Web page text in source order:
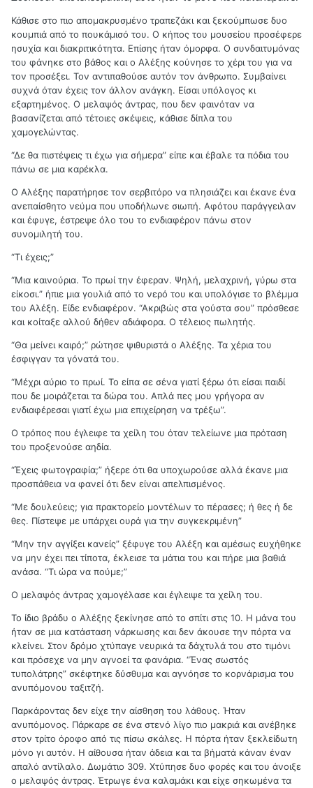
Κάθισε στο πιο απομακρυσμένο τραπεζάκι και ξεκούμπωσε δυο
κουμπιά από το πουκάμισό του. Ο κήπος του μουσείου προσέφερε
ησυχία και διακριτικότητα. Επίσης ήταν όμορφα. Ο συνδαιτυμόνας
του φάνηκε στο βάθος και ο Αλέξης κούνησε το χέρι του για να
τον προσέξει. Τον αντιπαθούσε αυτόν τον άνθρωπο. Συμβαίνει
συχνά όταν έχεις τον άλλον ανάγκη. Είσαι υπόλογος κι
εξαρτημένος. Ο μελαψός άντρας, που δεν φαινόταν να
βασανίζεται από τέτοιες σκέψεις, κάθισε δίπλα του
χαμογελώντας.
“Δε θα πιστέψεις τι έχω για σήμερα” είπε και έβαλε τα πόδια του
πάνω σε μια καρέκλα.
Ο Αλέξης παρατήρησε τον σερβιτόρο να πλησιάζει και έκανε ένα
ανεπαίσθητο νεύμα που υποδήλωνε σιωπή. Αφότου παράγγειλαν
και έφυγε, έστρεψε όλο του το ενδιαφέρον πάνω στον
συνομιλητή του.
“Τι έχεις;”
“Μια καινούρια. Το πρωί την έφεραν. Ψηλή, μελαχρινή, γύρω στα
είκοσι.” ήπιε μια γουλιά από το νερό του και υπολόγισε το βλέμμα
του Αλέξη. Είδε ενδιαφέρον. “Ακριβώς στα γούστα σου” πρόσθεσε
και κοίταξε αλλού δήθεν αδιάφορα. Ο τέλειος πωλητής.
“Θα μείνει καιρό;” ρώτησε ψιθυριστά ο Αλέξης. Τα χέρια του
έσφιγγαν τα γόνατά του.
“Μέχρι αύριο το πρωί. Το είπα σε σένα γιατί ξέρω ότι είσαι παιδί
που δε μοιράζεται τα δώρα του. Απλά πες μου γρήγορα αν
ενδιαφέρεσαι γιατί έχω μια επιχείρηση να τρέξω”.
Ο τρόπος που έγλειφε τα χείλη του όταν τελείωνε μια πρόταση
του προξενούσε αηδία.
“Έχεις φωτογραφία;” ήξερε ότι θα υποχωρούσε αλλά έκανε μια
προσπάθεια να φανεί ότι δεν είναι απελπισμένος.
“Με δουλεύεις; για πρακτορείο μοντέλων το πέρασες; ή θες ή δε
θες. Πίστεψε με υπάρχει ουρά για την συγκεκριμένη”
“Μην την αγγίξει κανείς” ξέφυγε του Αλέξη και αμέσως ευχήθηκε
να μην έχει πει τίποτα, έκλεισε τα μάτια του και πήρε μια βαθιά
ανάσα. “Τι ώρα να πούμε;”
Ο μελαψός άντρας χαμογέλασε και έγλειψε τα χείλη του.
Το ίδιο βράδυ ο Αλέξης ξεκίνησε από το σπίτι στις 10. Η μάνα του
ήταν σε μια κατάσταση νάρκωσης και δεν άκουσε την πόρτα να
κλείνει. Στον δρόμο χτύπαγε νευρικά τα δάχτυλά του στο τιμόνι
και πρόσεχε να μην αγνοεί τα φανάρια. “Ένας σωστός
τυπολάτρης” σκέφτηκε δύσθυμα και αγνόησε το κορνάρισμα του
ανυπόμονου ταξιτζή.
Παρκάροντας δεν είχε την αίσθηση του λάθους. Ήταν
ανυπόμονος. Πάρκαρε σε ένα στενό λίγο πιο μακριά και ανέβηκε
στον τρίτο όροφο από τις πίσω σκάλες. Η πόρτα ήταν ξεκλείδωτη
μόνο γι αυτόν. Η αίθουσα ήταν άδεια και τα βήματά κάναν έναν
απαλό αντίλαλο. Δωμάτιο 309. Χτύπησε δυο φορές και του άνοιξε
ο μελαψός άντρας. Έτρωγε ένα καλαμάκι και είχε σηκωμένα τα